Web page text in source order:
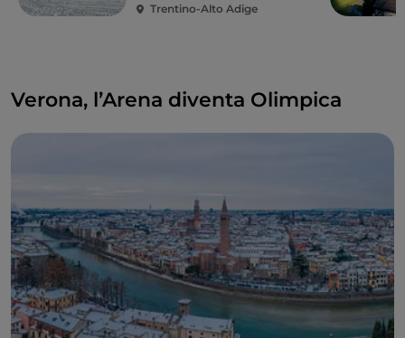
Trentino-Alto Adige
Verona, l’Arena diventa Olimpica